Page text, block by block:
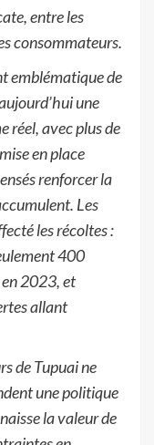
entre les
consommateurs.
emblématique de
une
réel, avec plus de
en place
renforcer la
Les
les récoltes :
400
2023, et
allant
de Tupuai ne
une politique
la valeur de